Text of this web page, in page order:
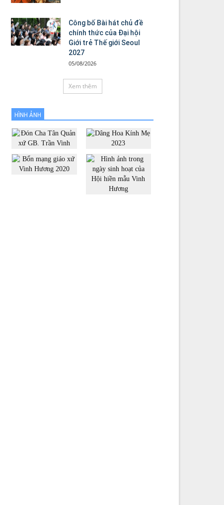
Công bố Bài hát chủ đề
chính thức của Đại hội
Giới trẻ Thế giới Seoul
2027
05/08/2026
Xem thêm
HÌNH ẢNH